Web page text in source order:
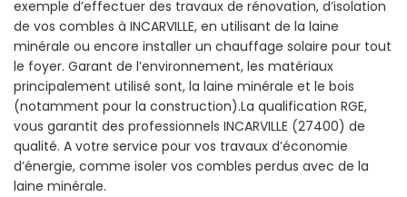
exemple d’effectuer des travaux de rénovation, d’isolation
de vos combles à INCARVILLE, en utilisant de la laine
minérale ou encore installer un chauffage solaire pour tout
le foyer. Garant de l’environnement, les matériaux
principalement utilisé sont, la laine minérale et le bois
(notamment pour la construction).La qualification RGE,
vous garantit des professionnels INCARVILLE (27400) de
qualité. A votre service pour vos travaux d’économie
d’énergie, comme isoler vos combles perdus avec de la
laine minérale.